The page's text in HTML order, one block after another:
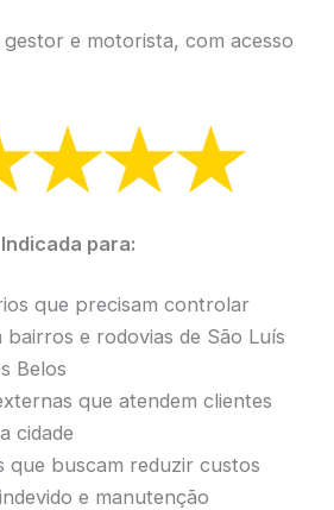
e motorista, com acesso
Indicada para:
que precisam controlar
bairros e rodovias de São Luís
Belos
que atendem clientes
cidade
que buscam reduzir custos
e manutenção